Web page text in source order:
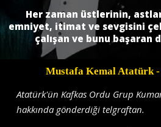
Her zaman üstlerinin,
emniyet, itimat ve sevgisini
çalışan ve bunu başaran
Mustafa Kemal Atatürk-
Atatürk'ün Kafkas Ordu Grup
hakkında gönderdiği telgraftan.